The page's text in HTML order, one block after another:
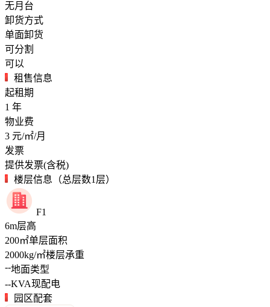
无月台
卸货方式
单面卸货
可分割
可以
租售信息
起租期
1 年
物业费
3 元/㎡/月
发票
提供发票(含税)
楼层信息（总层数1层）
F1
6m层高
200㎡单层面积
2000kg/㎡楼层承重
--地面类型
--KVA现配电
园区配套